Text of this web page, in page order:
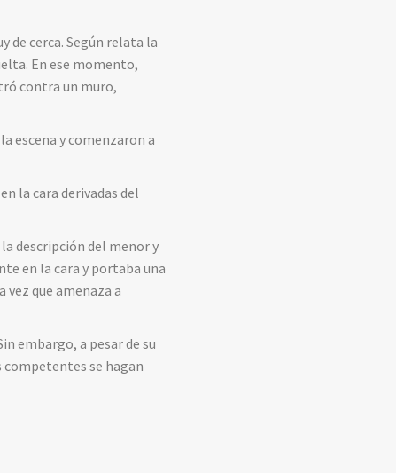
de cerca. Según relata la
En ese momento,
contra un muro,
escena y comenzaron a
la cara derivadas del
descripción del menor y
en la cara y portaba una
que amenaza a
embargo, a pesar de su
se hagan